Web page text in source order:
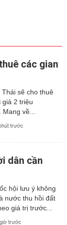
các gian
sẽ cho thuê
giá 2 triệu
về...
trước
dân cần
hội lưu ý không
nước thu hồi đất
giá trị trước...
trước